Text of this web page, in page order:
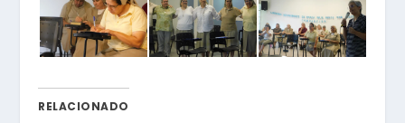
RELACIONADO